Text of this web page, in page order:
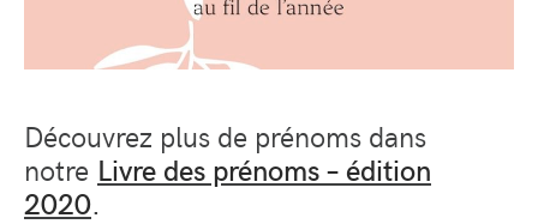
Découvrez plus de prénoms dans
notre Livre des prénoms – édition
2020.